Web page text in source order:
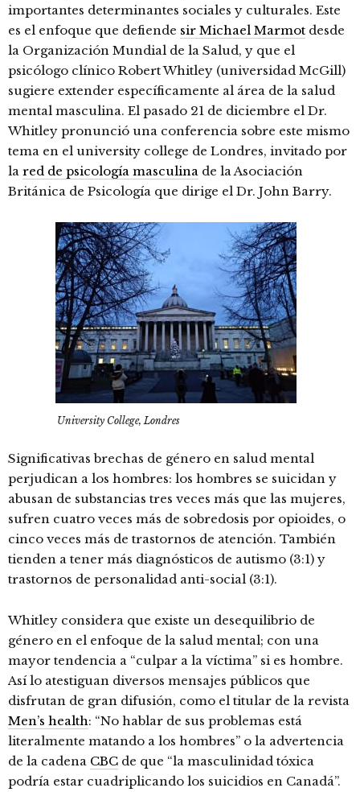
importantes determinantes sociales y culturales. Este
es el enfoque que defiende sir Michael Marmot desde
la Organización Mundial de la Salud, y que el
psicólogo clínico Robert Whitley (universidad McGill)
sugiere extender específicamente al área de la salud
mental masculina. El pasado 21 de diciembre el Dr.
Whitley pronunció una conferencia sobre este mismo
tema en el university college de Londres, invitado por
la red de psicología masculina de la Asociación
Británica de Psicología que dirige el Dr. John Barry.
University College, Londres
Significativas brechas de género en salud mental
perjudican a los hombres: los hombres se suicidan y
abusan de substancias tres veces más que las mujeres,
sufren cuatro veces más de sobredosis por opioides, o
cinco veces más de trastornos de atención. También
tienden a tener más diagnósticos de autismo (3:1) y
trastornos de personalidad anti-social (3:1).
Whitley considera que existe un desequilibrio de
género en el enfoque de la salud mental; con una
mayor tendencia a “culpar a la víctima” si es hombre.
Así lo atestiguan diversos mensajes públicos que
disfrutan de gran difusión, como el titular de la revista
Men’s health: “No hablar de sus problemas está
literalmente matando a los hombres” o la advertencia
de la cadena CBC de que “la masculinidad tóxica
podría estar cuadriplicando los suicidios en Canadá”.